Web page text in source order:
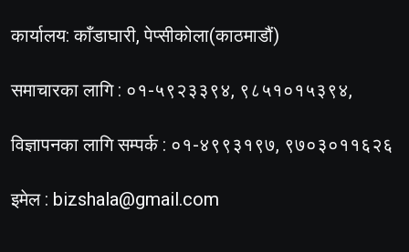
कार्यालय: काँडाघारी, पेप्सीकोला(काठमाडौं)
समाचारका लागि : ०१-५९२३३९४, ९८५१०१५३९४,
विज्ञापनका लागि सम्पर्क : ०१-४९९३१९७, ९७०३०११६२६
इमेल : bizshala@gmail.com